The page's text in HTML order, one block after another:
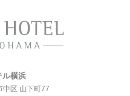
ル横浜
中区 山下町77